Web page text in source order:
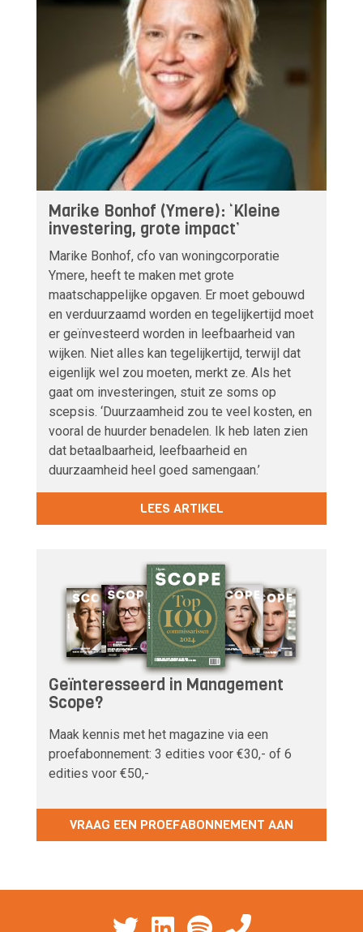
Marike Bonhof (Ymere): ‘Kleine
investering, grote impact’
Marike Bonhof, cfo van woningcorporatie
Ymere, heeft te maken met grote
maatschappelijke opgaven. Er moet gebouwd
en verduurzaamd worden en tegelijkertijd moet
er geïnvesteerd worden in leefbaarheid van
wijken. Niet alles kan tegelijkertijd, terwijl dat
eigenlijk wel zou moeten, merkt ze. Als het
gaat om investeringen, stuit ze soms op
scepsis. ‘Duurzaamheid zou te veel kosten, en
vooral de huurder benadelen. Ik heb laten zien
dat betaalbaarheid, leefbaarheid en
duurzaamheid heel goed samengaan.’
LEES ARTIKEL
Geïnteresseerd in Management
Scope?
Maak kennis met het magazine via een
proefabonnement: 3 edities voor €30,- of 6
edities voor €50,-
VRAAG EEN PROEFABONNEMENT AAN